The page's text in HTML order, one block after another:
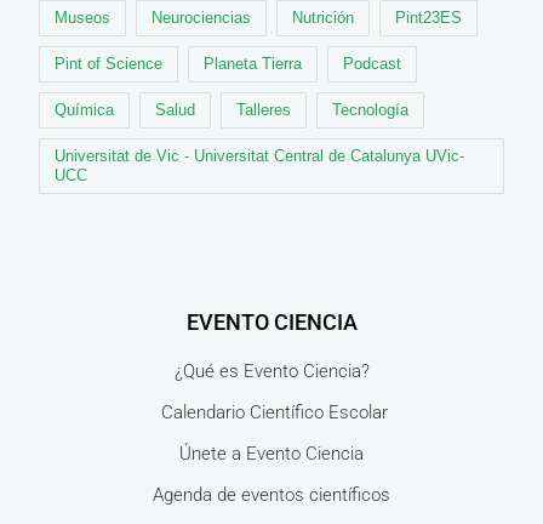
Museos Neurociencias Nutrición Pint23ES
Pint of Science Planeta Tierra Podcast
Química Salud Talleres Tecnología
Universitat de Vic - Universitat Central de Catalunya UVic-
UCC
EVENTO CIENCIA
¿Qué es Evento Ciencia?
Calendario Científico Escolar
Únete a Evento Ciencia
Agenda de eventos científicos